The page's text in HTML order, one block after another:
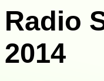
Radio
2014